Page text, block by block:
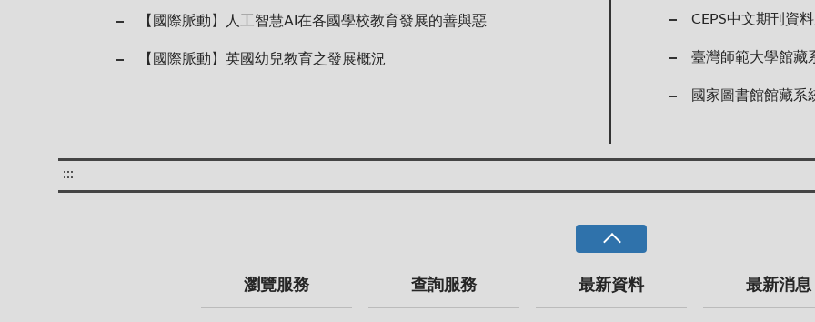
【國際脈動】人工智慧AI在各國學校教育發展的善與惡
【國際脈動】英國幼兒教育之發展概況
CEPS中文期刊資
臺灣師範大學館藏
國家圖書館館藏系
:::
瀏覽服務 查詢服務 最新資料 最新消息